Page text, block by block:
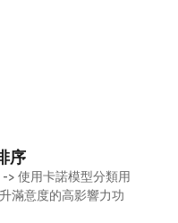
序
> 使用卡諾模型分類用
滿意度的高影響力功